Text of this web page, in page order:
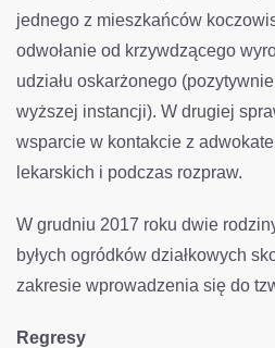
jednego z mieszkańców
odwołanie od krzywdzącego
udziału oskarżonego
wyższej instancji). W drugiej
wsparcie w kontakcie z
lekarskich i podczas rozpraw.
W grudniu 2017 roku dwie
byłych ogródków działkowych
zakresie wprowadzenia się do
Regresy